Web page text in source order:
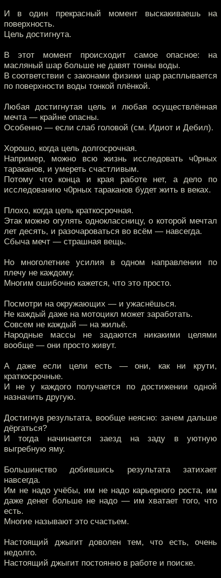
И в один прекрасный момент выскакиваешь на
поверхность.
Цель достигнута.
В этот момент происходит самое опасное: на
масляный шар больше не давят тонны воды.
В соответствии с законами физики шар расплывается
по поверхности воды тонкой плёнкой.
Любая достигнутая цель и любая осуществлённая
мечта — крайне опасны.
Особенно — если слаб головой (см. Идиот и Дебил).
Хорошо, когда цель долгосрочная.
Например, можно всю жизнь исследовать ч0рных
тараканов, и умереть счастливым.
Потому что конца и края работе нет, а дело по
исследованию ч0рных тараканов будет жить в веках.
Плохо, когда цель краткосрочная.
Этак можно огулять одноклассницу, о которой мечтал
лет десять, и разочароваться во всём — навсегда.
Сбыча мечт — страшная вещь.
Но многолетние усилия в одном направлении по
плечу не каждому.
Многим ошибочно кажется, что это просто.
Посмотри на окружающих — и ужаснёшься.
Не каждый даже на мотоцикл может заработать.
Совсем не каждый — на жильё.
Народные массы не задаются никакими целями
вообще — они просто живут.
А даже если цели есть — они, как ни крути,
краткосрочные.
И не у каждого получается по достижении одной
назначить другую.
Достигнув результата, вообще неясно: зачем дальше
дёргаться?
И тогда начинается заезд на заду в уютную
выгребную яму.
Большинство добившись результата затихает
навсегда.
Им не надо учёбы, им не надо карьерного роста, им
даже денег больше не надо — им хватает того, что
есть.
Многие называют это счастьем.
Настоящий джыгит доволен тем, что есть, очень
недолго.
Настоящий джыгит постоянно в работе и поиске.